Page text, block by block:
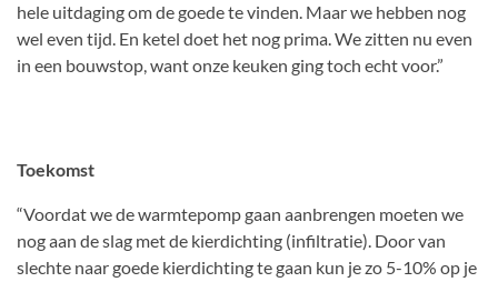
hele uitdaging om de goede te vinden. Maar we hebben nog
wel even tijd. En ketel doet het nog prima. We zitten nu even
in een bouwstop, want onze keuken ging toch echt voor.”
Toekomst
“Voordat we de warmtepomp gaan aanbrengen moeten we
nog aan de slag met de kierdichting (infiltratie). Door van
slechte naar goede kierdichting te gaan kun je zo 5-10% op je